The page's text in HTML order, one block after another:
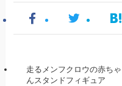
走るメンフクロウの赤ちゃ
んスタンドフィギュア